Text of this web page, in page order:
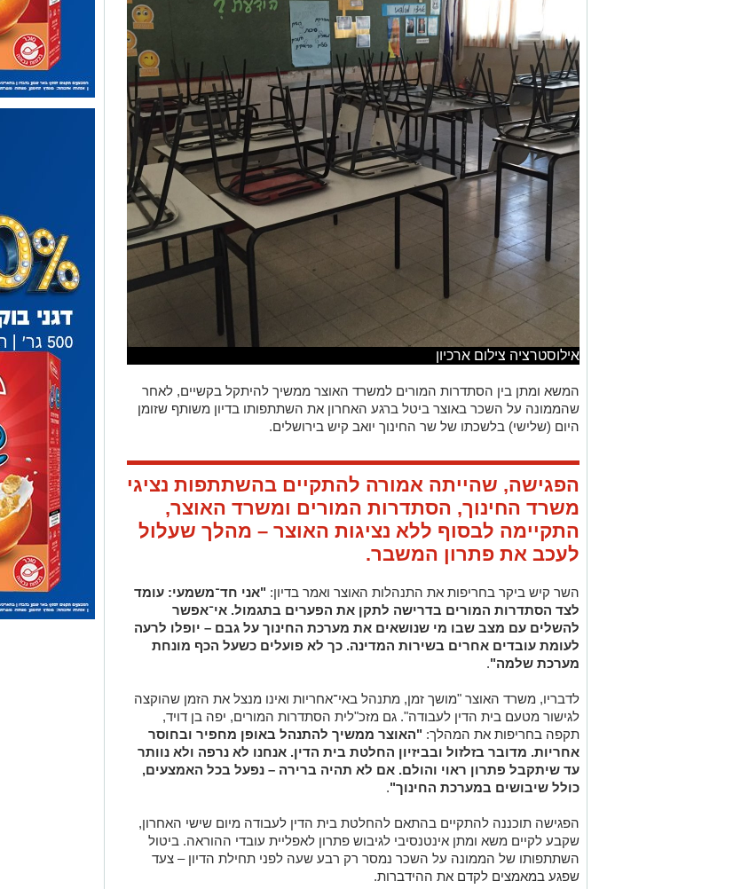
אילוסטרציה צילום ארכיון
המשא ומתן בין הסתדרות המורים למשרד האוצר ממשיך להיתקל בקשיים, לאחר
שהממונה על השכר באוצר ביטל ברגע האחרון את השתתפותו בדיון משותף שזומן
היום (שלישי) בלשכתו של שר החינוך יואב קיש בירושלים.
הפגישה, שהייתה אמורה להתקיים בהשתתפות נציגי
משרד החינוך, הסתדרות המורים ומשרד האוצר,
התקיימה לבסוף ללא נציגות האוצר – מהלך שעלול
לעכב את פתרון המשבר.
השר קיש ביקר בחריפות את התנהלות האוצר ואמר בדיון: "אני חד־משמעי: עומד
לצד הסתדרות המורים בדרישה לתקן את הפערים בתגמול. אי־אפשר
להשלים עם מצב שבו מי שנושאים את מערכת החינוך על גבם – יופלו לרעה
לעומת עובדים אחרים בשירות המדינה. כך לא פועלים כשעל הכף מונחת
מערכת שלמה".
לדבריו, משרד האוצר "מושך זמן, מתנהל באי־אחריות ואינו מנצל את הזמן שהוקצה
לגישור מטעם בית הדין לעבודה". גם מזכ"לית הסתדרות המורים, יפה בן דויד,
תקפה בחריפות את המהלך: "האוצר ממשיך להתנהל באופן מחפיר ובחוסר
אחריות. מדובר בזלזול ובביזיון החלטת בית הדין. אנחנו לא נרפה ולא נוותר
עד שיתקבל פתרון ראוי והולם. אם לא תהיה ברירה – נפעל בכל האמצעים,
כולל שיבושים במערכת החינוך".
הפגישה תוכננה להתקיים בהתאם להחלטת בית הדין לעבודה מיום שישי האחרון,
שקבע לקיים משא ומתן אינטנסיבי לגיבוש פתרון לאפליית עובדי ההוראה. ביטול
השתתפותו של הממונה על השכר נמסר רק רבע שעה לפני תחילת הדיון – צעד
שפגע במאמצים לקדם את ההידברות.